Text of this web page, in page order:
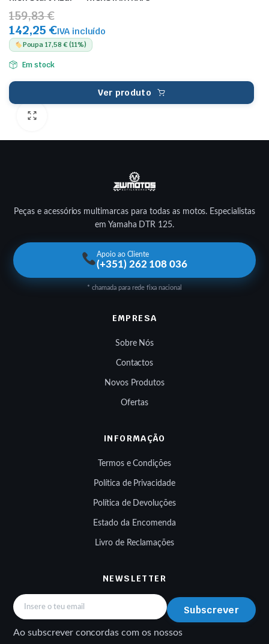
159,83 €
142,25 €IVA incluído
Poupa 17,58 € (11%)
Em stock
Ver produto
Peças e acessórios multimarcas para todas as motos. Especialistas
em Yamaha DTR 125.
Apoio ao Cliente
(+351) 262 108 036
* chamada para rede fixa nacional
EMPRESA
Sobre Nós
Contactos
Novos Produtos
Ofertas
INFORMAÇÃO
Termos e Condições
Política de Privacidade
Política de Devoluções
Estado da Encomenda
Livro de Reclamações
NEWSLETTER
Subscrever
Ao subscrever concordas com os nossos